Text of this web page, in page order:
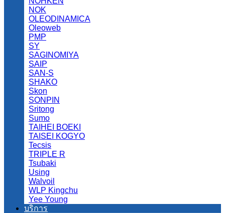
NOK
OLEODINAMICA
Oleoweb
PMP
SY
SAGINOMIYA
SAIP
SAN-S
SHAKO
Skon
SONPIN
Sritong
Sumo
TAIHEI BOEKI
TAISEI KOGYO
Tecsis
TRIPLE R
Tsubaki
Using
Walvoil
WLP Kingchu
Yee Young
บริการ